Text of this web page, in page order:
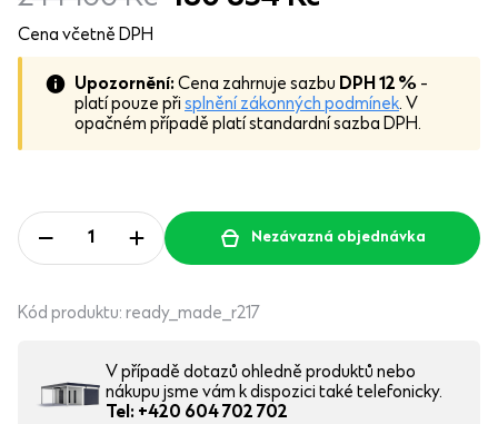
Cena včetně DPH
Upozornění: Cena zahrnuje sazbu DPH 12 % -
platí pouze při splnění zákonných podmínek. V
opačném případě platí standardní sazba DPH.
Nezávazná objednávka
Kód produktu: ready_made_r217
V případě dotazů ohledně produktů nebo
nákupu jsme vám k dispozici také telefonicky.
Tel: +420 604 702 702